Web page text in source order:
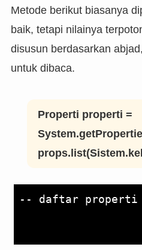
Metode berikut biasanya
baik, tetapi nilainya
disusun berdasarkan
untuk dibaca.
Properti properti =